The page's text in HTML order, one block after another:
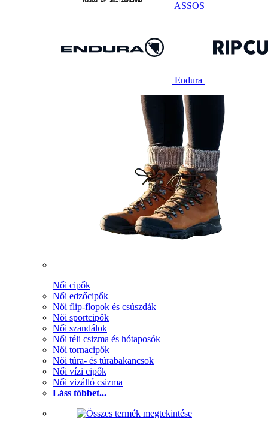
ASSOS
Endura
Női cipők
Női edzőcipők
Női flip-flopok és csúszdák
Női sportcipők
Női szandálok
Női téli csizma és hótaposók
Női tornacipők
Női túra- és túrabakancsok
Női vízi cipők
Női vizálló csizma
Láss többet...